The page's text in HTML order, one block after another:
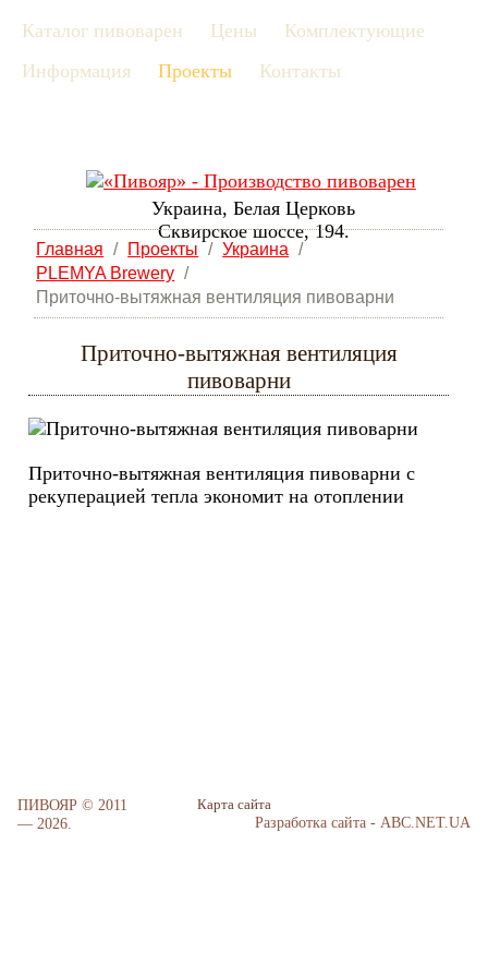
Каталог пивоварен Цены
Комплектующие
Информация
Проекты Контакты
Украина, Белая Церковь
Сквирское шоссе, 194.
Главная / Проекты / Украина
/
PLEMYA Brewery /
Приточно-вытяжная вентиляция пивоварни
Приточно-вытяжная вентиляция
пивоварни
Приточно-вытяжная вентиляция пивоварни с
рекуперацией тепла экономит на отоплении
ПИВОЯР © 2011
— 2026.
Карта сайта
Разработка сайта - ABC.NET.UA